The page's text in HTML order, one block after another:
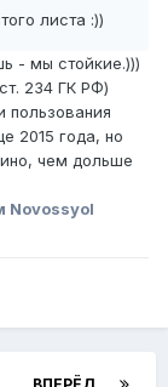
листа :))
- мы стойкие.)))
234 ГК РФ)
пользования
2015 года, но
чем дольше
Novossyol